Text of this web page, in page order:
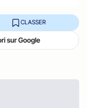
CLASSER
sur Google